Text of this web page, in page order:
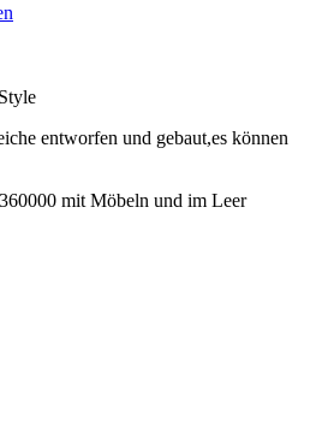
entworfen und gebaut,es können
mit Möbeln und im Leer